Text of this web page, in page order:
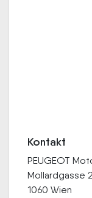
Kontakt
PEUGEOT
Mollardgasse
1060 Wien